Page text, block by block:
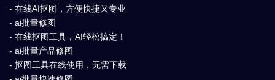
- 在线AI抠图，方便快捷又专业
- ai批量修图
- 在线抠图工具，AI轻松搞定！
- ai批量产品修图
- 抠图工具在线使用，无需下载